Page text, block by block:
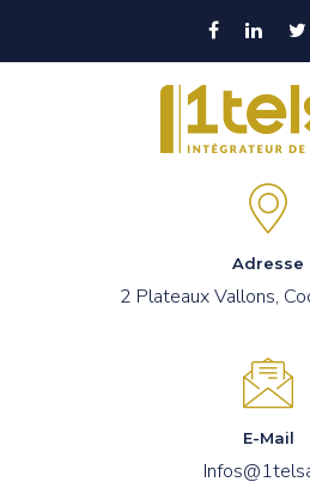
Adresse
2 Plateaux Vallons,
E-Mail